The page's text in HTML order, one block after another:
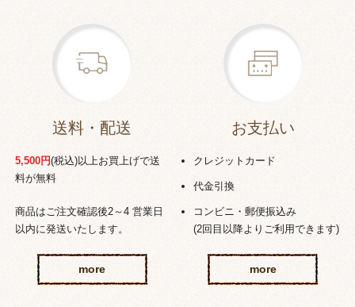
送料・配送
5,500円(税込)以上お買上げで送
料が無料
商品はご注文確認後2～4 営業日
以内に発送いたします。
more
お支払い
クレジットカード
代金引換
コンビニ・郵便振込み
(2回目以降よりご利用できます)
more